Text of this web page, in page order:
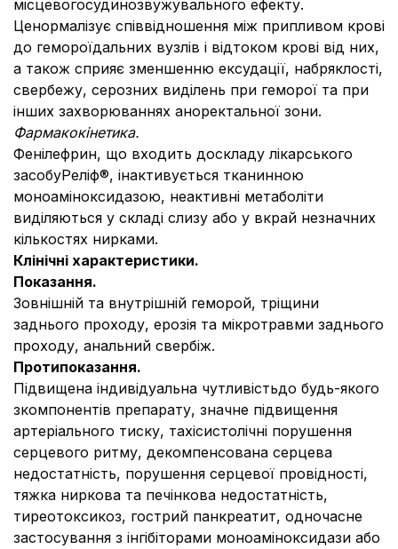
місцевогосудинозвужувального ефекту.
Ценормалізує співвідношення між припливом крові
до гемороїдальних вузлів і відтоком крові від них,
а також сприяє зменшенню ексудації, набряклості,
свербежу, серозних виділень при геморої та при
інших захворюваннях аноректальної зони.
Фармакокінетика.
Фенілефрин, що входить доскладу лікарського
засобуРеліф®, інактивується тканинною
моноаміноксидазою, неактивні метаболіти
виділяються у складі слизу або у вкрай незначних
кількостях нирками.
Клінічні характеристики.
Показання.
Зовнішній та внутрішній геморой, тріщини
заднього проходу, ерозія та мікротравми заднього
проходу, анальний свербіж.
Протипоказання.
Підвищена індивідуальна чутливістьдо будь-якого
зкомпонентів препарату, значне підвищення
артеріального тиску, тахісистолічні порушення
серцевого ритму, декомпенсована серцева
недостатність, порушення серцевої провідності,
тяжка ниркова та печінкова недостатність,
тиреотоксикоз, гострий панкреатит, одночасне
застосування з інгібіторами моноаміноксидази або